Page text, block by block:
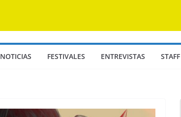
NOTICIAS FESTIVALES ENTREVISTAS STAFF